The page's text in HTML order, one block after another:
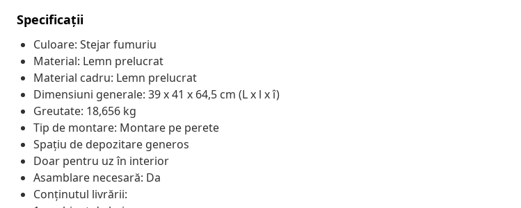
Specificații
Culoare: Stejar fumuriu
Material: Lemn prelucrat
Material cadru: Lemn prelucrat
Dimensiuni generale: 39 x 41 x 64,5 cm (L x l x î)
Greutate: 18,656 kg
Tip de montare: Montare pe perete
Spațiu de depozitare generos
Doar pentru uz în interior
Asamblare necesară: Da
Conținutul livrării: